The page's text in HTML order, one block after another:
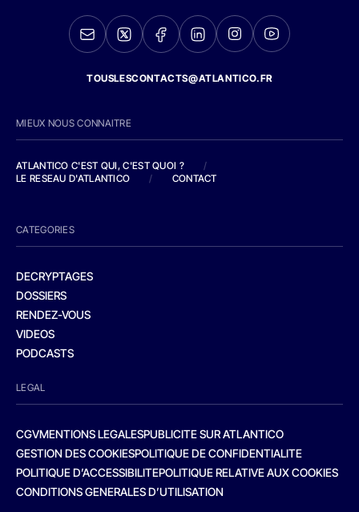
TOUSLESCONTACTS@ATLANTICO.FR
MIEUX NOUS CONNAITRE
ATLANTICO C'EST QUI, C'EST QUOI ?
/
LE RESEAU D'ATLANTICO
/ CONTACT
CATEGORIES
DECRYPTAGES
DOSSIERS
RENDEZ-VOUS
VIDEOS
PODCASTS
LEGAL
CGVMENTIONS LEGALESPUBLICITE SUR ATLANTICO
GESTION DES COOKIESPOLITIQUE DE CONFIDENTIALITE
POLITIQUE D’ACCESSIBILITEPOLITIQUE RELATIVE AUX COOKIES
CONDITIONS GENERALES D’UTILISATION